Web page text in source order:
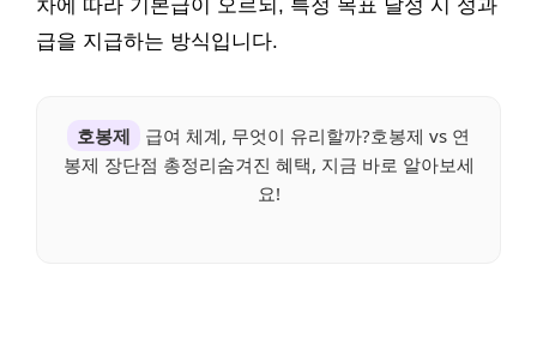
차에 따라 기본급이 오르되, 특정 목표 달성 시 성과
급을 지급하는 방식입니다.
호봉제
급여 체계, 무엇이 유리할까?호봉제 vs 연
봉제 장단점 총정리숨겨진 혜택, 지금 바로 알아보세
요!